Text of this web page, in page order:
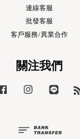
連線客服
批發客服
客戶服務/異業合作
關注我們
Facebook Instagram